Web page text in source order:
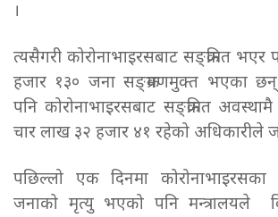
।
त्यसैगरी कोरोनाभाइरसबाट सङ्क्रमित
हजार १३० जना सङ्क्रमणमुक्त भएका
पनि कोरोनाभाइरसबाट सङ्क्रमित
चार लाख ३२ हजार ४१ रहेको अधिकारीले
पछिल्लो एक दिनमा
जनाको मृत्यु भएको पनि मन्त्रालयले